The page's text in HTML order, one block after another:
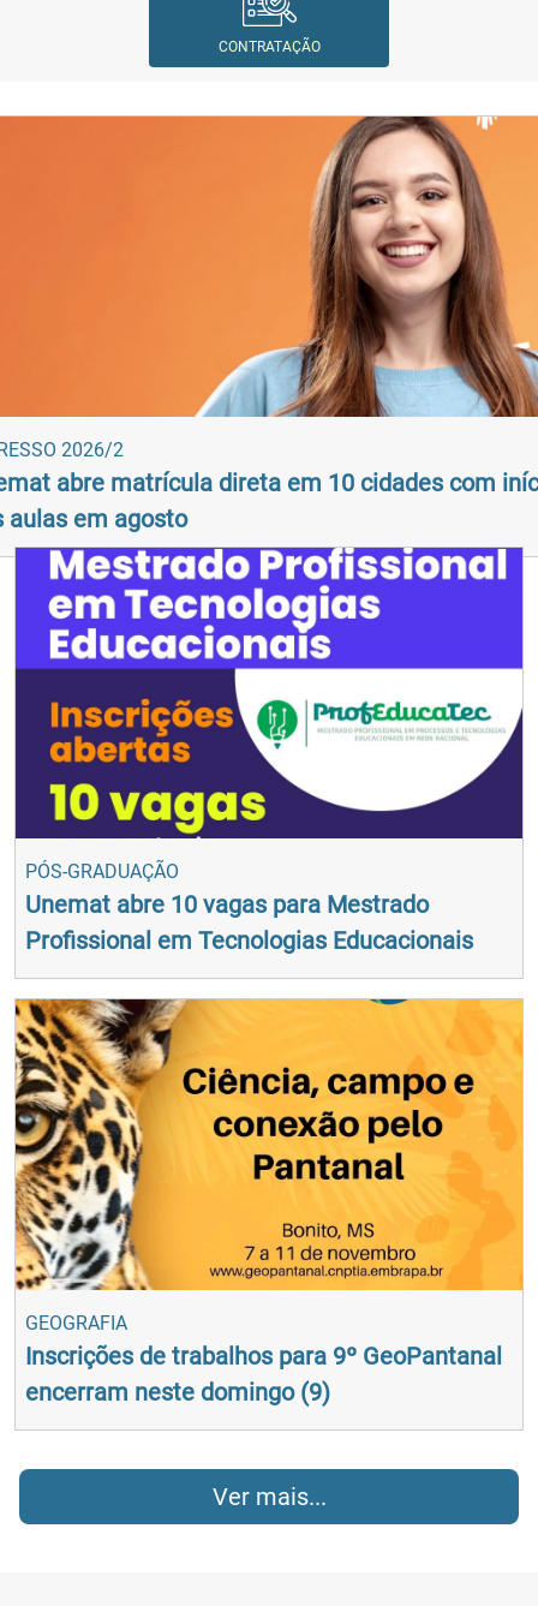
CONTRATAÇÃO
NOTÍCIAS
2026/2
abre matrícula direta em 10 cidades com
aulas em agosto
PÓS-GRADUAÇÃO
Unemat abre 10 vagas para Mestrado
Profissional em Tecnologias Educacionais
GEOGRAFIA
Inscrições de trabalhos para 9º GeoPantanal
encerram neste domingo (9)
Ver mais...